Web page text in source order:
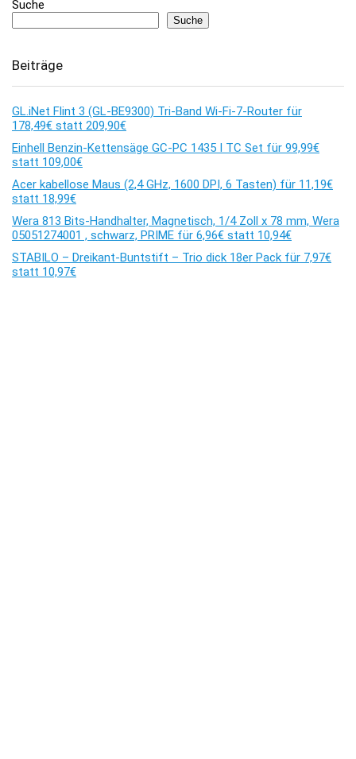
Suche
Suche
Beiträge
GL.iNet Flint 3 (GL-BE9300) Tri-Band Wi-Fi-7-Router für
178,49€ statt 209,90€
Einhell Benzin-Kettensäge GC-PC 1435 I TC Set für 99,99€
statt 109,00€
Acer kabellose Maus (2,4 GHz, 1600 DPI, 6 Tasten) für 11,19€
statt 18,99€
Wera 813 Bits-Handhalter, Magnetisch, 1/4 Zoll x 78 mm, Wera
05051274001 , schwarz, PRIME für 6,96€ statt 10,94€
STABILO – Dreikant-Buntstift – Trio dick 18er Pack für 7,97€
statt 10,97€